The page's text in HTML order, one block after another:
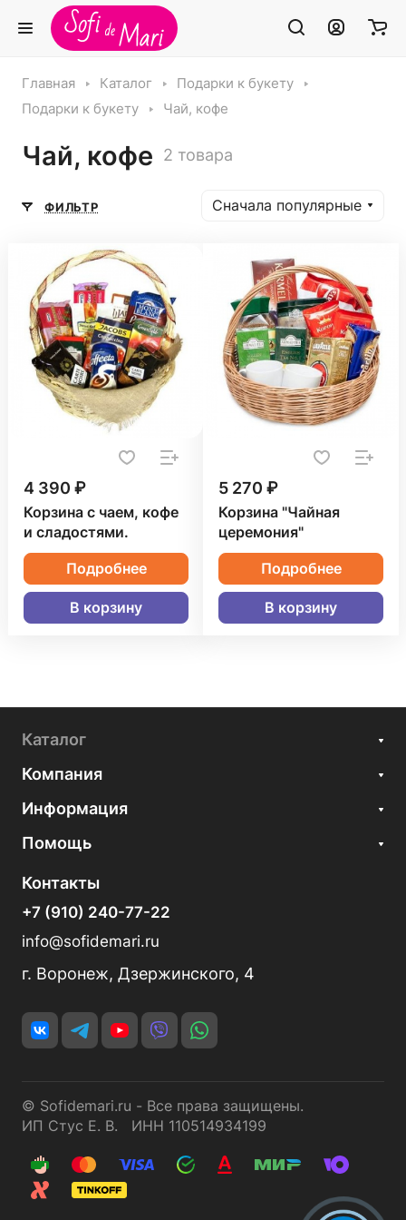
Главная Каталог
Подарки к букету
Подарки к букету
Чай, кофе
Чай, кофе 2 товара
ФИЛЬТР Сначала популярные
4 390 ₽
Корзина с чаем, кофе
и сладостями.
Подробнее
В корзину
5 270 ₽
Корзина "Чайная
церемония"
Подробнее
В корзину
Каталог
Компания
Информация
Помощь
Контакты
+7 (910) 240-77-22
info@sofidemari.ru
г. Воронеж, Дзержинского, 4
© Sofidemari.ru - Все права защищены.
ИП Стус Е. В. ИНН 110514934199